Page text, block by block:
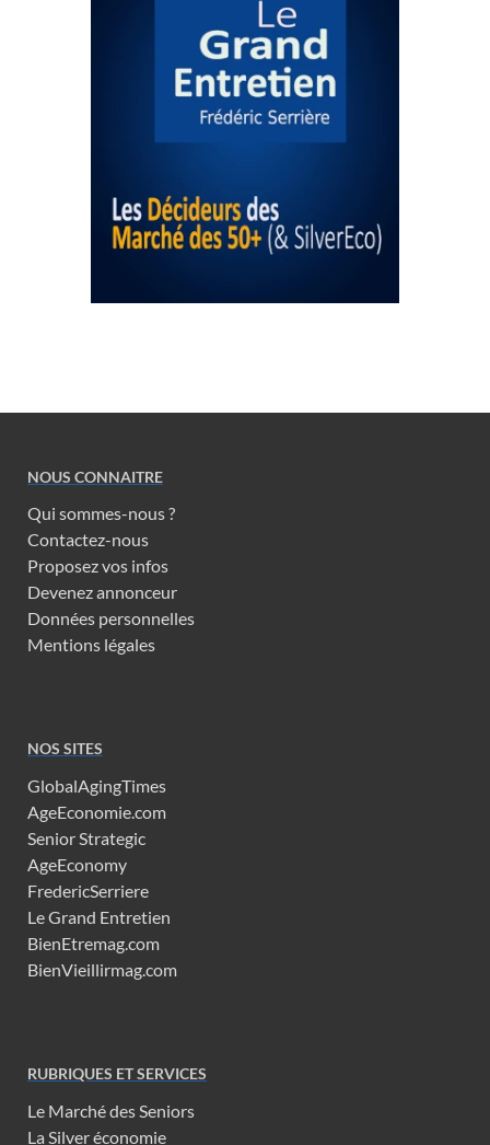
NOUS CONNAITRE
Qui sommes-nous ?
Contactez-nous
Proposez vos infos
Devenez annonceur
Données personnelles
Mentions légales
NOS SITES
GlobalAgingTimes
AgeEconomie.com
Senior Strategic
AgeEconomy
FredericSerriere
Le Grand Entretien
BienEtremag.com
BienVieillirmag.com
RUBRIQUES ET SERVICES
Le Marché des Seniors
La Silver économie